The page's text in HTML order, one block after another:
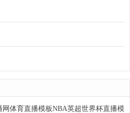
网体育直播模板NBA英超世界杯直播模